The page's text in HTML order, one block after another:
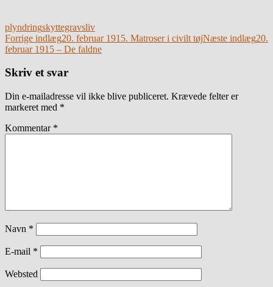
plyndringskyttegravsliv
Indlægsnavigation
Forrige indlæg20. februar 1915. Matroser i civilt tøjNæste indlæg20.
februar 1915 – De faldne
Skriv et svar
Din e-mailadresse vil ikke blive publiceret. Krævede felter er
markeret med *
Kommentar *
Navn *
E-mail *
Websted